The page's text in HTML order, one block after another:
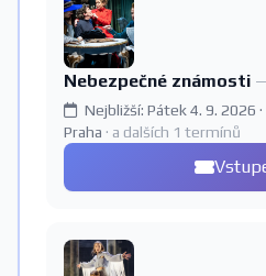
Nebezpečné známosti
Nejbližší: Pátek 4. 9. 2026
Praha · a dalších 1 termínů